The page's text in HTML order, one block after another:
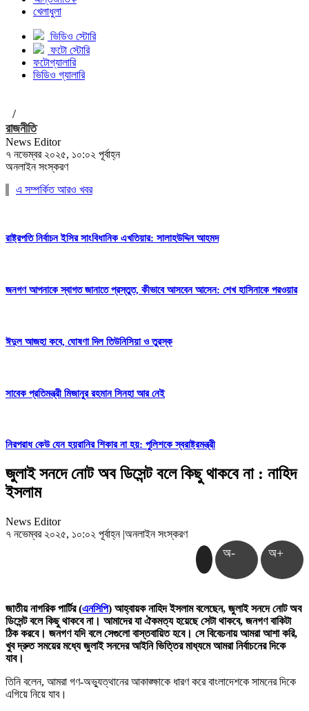
খেলাধুলা
ভিডিও স্টোরি
ফটো স্টোরি
ফটোগ্যালারি
ভিডিও গ্যালারি
/
রাজনীতি
News Editor
৭ নভেম্বর ২০২৫, ১০:০২ পূর্বাহ্ন
অনলাইন সংস্করণ
এ সম্পর্কিত আরও খবর
রাষ্ট্রপতি নির্বাচন ইসির সাংবিধানিক এখতিয়ার: সালাহউদ্দিন আহমদ
জনগণ আপনাকে স্বাগত জানাতে প্রস্তুত, কীভাবে আসবেন আসেন: শেখ হাসিনাকে পরওয়ার
ঈদুল আজহা কবে, ঘোষণা দিল তিউনিসিয়া ও তুরস্ক
সাবেক প্রতিমন্ত্রী মিজানুর রহমান সিনহা আর নেই
নিরপরাধ কেউ যেন হয়রানির শিকার না হয়: পুলিশকে স্বরাষ্ট্রমন্ত্রী
জুলাই সনদে নোট অব ডিসেন্ট বলে কিছু থাকবে না : নাহিদ
ইসলাম
News Editor
৭ নভেম্বর ২০২৫, ১০:০২ পূর্বাহ্ন |অনলাইন সংস্করণ
অ- অ+
জাতীয় নাগরিক পার্টির (এনসিপি) আহ্বায়ক নাহিদ ইসলাম বলেছেন, জুলাই সনদে নোট অব
ডিসেন্ট বলে কিছু থাকবে না। আমাদের যা ঐকমত্য হয়েছে সেটা থাকবে, জনগণ বাকিটা
ঠিক করবে। জনগণ যদি বলে সেগুলো বাস্তবায়িত হবে। সে বিবেচনায় আমরা আশা করি,
খুব দ্রুত সময়ের মধ্যে জুলাই সনদের আইনি ভিত্তির মাধ্যমে আমরা নির্বাচনের দিকে
যাব।
তিনি বলেন, আমরা গণ-অভ্যুত্থানের আকাঙ্ক্ষাকে ধারণ করে বাংলাদেশকে সামনের দিকে
এগিয়ে নিয়ে যাব।